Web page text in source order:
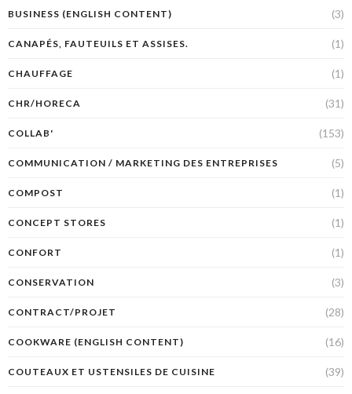
BUSINESS (ENGLISH CONTENT) (3)
CANAPÉS, FAUTEUILS ET ASSISES. (1)
CHAUFFAGE (1)
CHR/HORECA (31)
COLLAB' (153)
COMMUNICATION / MARKETING DES ENTREPRISES (5)
COMPOST (1)
CONCEPT STORES (1)
CONFORT (1)
CONSERVATION (3)
CONTRACT/PROJET (28)
COOKWARE (ENGLISH CONTENT) (16)
COUTEAUX ET USTENSILES DE CUISINE (39)